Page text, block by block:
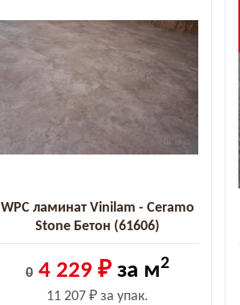
WPC ламинат Vinilam - Ceramo
Stone Бетон (61606)
0 4 229 ₽ за м2
11 207 ₽ за упак.